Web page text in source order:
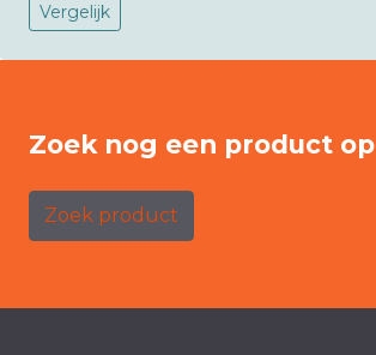
Vergelijk
Zoek nog een product op
Zoek product